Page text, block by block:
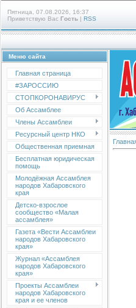
Пятница, 07.08.2026, 16:37
Приветствую Вас Гость | RSS
Меню сайта
Главная страница
#ЗАРОССИЮ
СТОПКОРОНАВИРУС
Об Ассамблее
Члены Ассамблеи
Ресурсный центр НКО
Общественная приемная
Бесплатная юридическая
помощь
Молодёжная Ассамблея
народов Хабаровского
края
Детско-взрослое
сообщество «Малая
ассамблея»
Газета «Вести Ассамблеи
народов Хабаровского
края»
Журнал «Ассамблея
народов Хабаровского
края»
Проекты Ассамблеи
народов Хабаровского
края и ее членов